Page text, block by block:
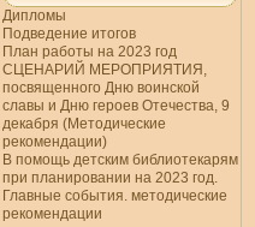
Дипломы
Подведение итогов
План работы на 2023 год
СЦЕНАРИЙ МЕРОПРИЯТИЯ,
посвященного Дню воинской
славы и Дню героев Отечества, 9
декабря (Методические
рекомендации)
В помощь детским библиотекарям
при планировании на 2023 год.
Главные события. методические
рекомендации